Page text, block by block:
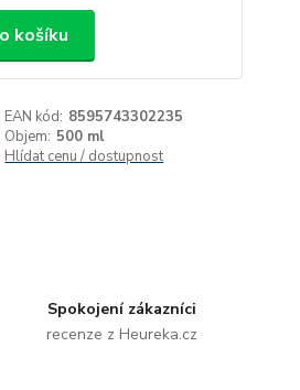
košíku
EAN kód: 8595743302235
Objem: 500 ml
Hlídat cenu / dostupnost
Spokojení zákazníci
recenze z Heureka.cz